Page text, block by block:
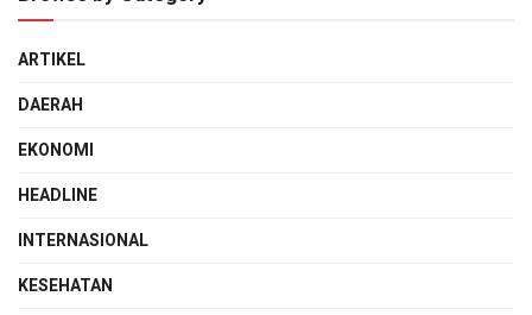
ARTIKEL
DAERAH
EKONOMI
HEADLINE
INTERNASIONAL
KESEHATAN